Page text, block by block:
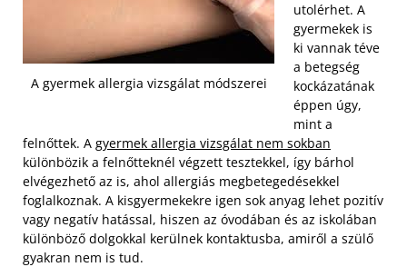
A gyermek allergia vizsgálat módszerei
utolérhet. A
gyermekek is
ki vannak téve
a betegség
kockázatának
éppen úgy,
mint a
felnőttek. A gyermek allergia vizsgálat nem sokban
különbözik a felnőtteknél végzett tesztekkel, így bárhol
elvégezhető az is, ahol allergiás megbetegedésekkel
foglalkoznak. A kisgyermekekre igen sok anyag lehet pozitív
vagy negatív hatással, hiszen az óvodában és az iskolában
különböző dolgokkal kerülnek kontaktusba, amiről a szülő
gyakran nem is tud.